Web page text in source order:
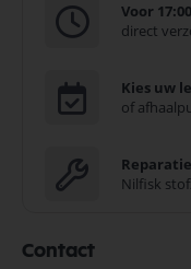
Voor
direct
Kies uw
of
Nilfisk
Contact